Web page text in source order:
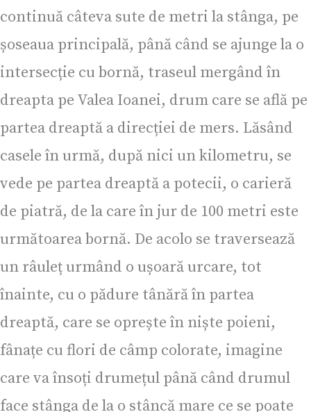
continuă câteva sute de metri la stânga, pe
șoseaua principală, până când se ajunge la o
intersecție cu bornă, traseul mergând în
dreapta pe Valea Ioanei, drum care se află pe
partea dreaptă a direcției de mers. Lăsând
casele în urmă, după nici un kilometru, se
vede pe partea dreaptă a potecii, o carieră
de piatră, de la care în jur de 100 metri este
următoarea bornă. De acolo se traversează
un râuleț urmând o ușoară urcare, tot
înainte, cu o pădure tânără în partea
dreaptă, care se oprește în niște poieni,
fânațe cu flori de câmp colorate, imagine
care va însoți drumețul până când drumul
face stânga de la o stâncă mare ce se poate